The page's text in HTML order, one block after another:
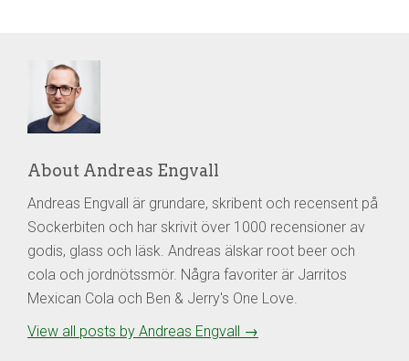
About Andreas Engvall
Andreas Engvall är grundare, skribent och recensent på
Sockerbiten och har skrivit över 1000 recensioner av
godis, glass och läsk. Andreas älskar root beer och
cola och jordnötssmör. Några favoriter är Jarritos
Mexican Cola och Ben & Jerry's One Love.
View all posts by Andreas Engvall →